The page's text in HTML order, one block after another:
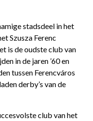
stadsdeel in het
Szusza Ferenc
is de oudste club van
in de jaren ’60 en
tussen Ferencváros
derby’s van de
club van het